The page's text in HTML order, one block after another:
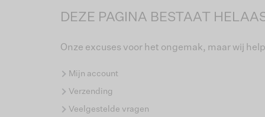
DEZE PAGINA BESTAAT
Onze excuses voor het ongemak, maar wij
Mijn account
Verzending
Veelgestelde vragen